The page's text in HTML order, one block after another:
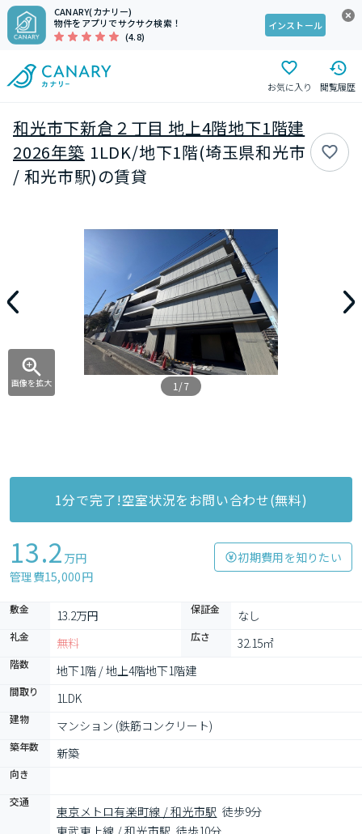
CANARY(カナリー)
物件をアプリでサクサク検索！
(4.8)
インストール
お気に入り 閲覧履歴
和光市下新倉２丁目 地上4階地下1階建
2026年築 1LDK/地下1階(埼玉県和光市
/ 和光市駅)の賃貸
画像を拡大 1/7
1分で完了!空室状況をお問い合わせ(無料)
13.2 万円
管理費15,000円
初期費用を知りたい
敷金 13.2万円 保証金 なし
礼金 無料 広さ 32.15㎡
階数 地下1階 / 地上4階地下1階建
間取り 1LDK
建物 マンション (鉄筋コンクリート)
築年数 新築
向き
交通
東京メトロ有楽町線 / 和光市駅 徒歩9分
東武東上線 / 和光市駅 徒歩10分